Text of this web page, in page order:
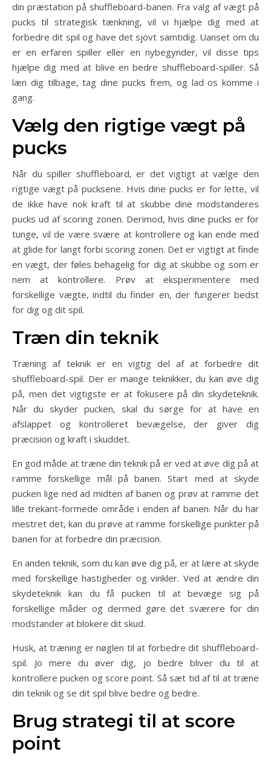
din præstation på shuffleboard-banen. Fra valg af vægt på
pucks til strategisk tænkning, vil vi hjælpe dig med at
forbedre dit spil og have det sjovt samtidig. Uanset om du
er en erfaren spiller eller en nybegynder, vil disse tips
hjælpe dig med at blive en bedre shuffleboard-spiller. Så
læn dig tilbage, tag dine pucks frem, og lad os komme i
gang.
Vælg den rigtige vægt på
pucks
Når du spiller shuffleboard, er det vigtigt at vælge den
rigtige vægt på pucksene. Hvis dine pucks er for lette, vil
de ikke have nok kraft til at skubbe dine modstanderes
pucks ud af scoring zonen. Derimod, hvis dine pucks er for
tunge, vil de være svære at kontrollere og kan ende med
at glide for langt forbi scoring zonen. Det er vigtigt at finde
en vægt, der føles behagelig for dig at skubbe og som er
nem at kontrollere. Prøv at eksperimentere med
forskellige vægte, indtil du finder en, der fungerer bedst
for dig og dit spil.
Træn din teknik
Træning af teknik er en vigtig del af at forbedre dit
shuffleboard-spil. Der er mange teknikker, du kan øve dig
på, men det vigtigste er at fokusere på din skydeteknik.
Når du skyder pucken, skal du sørge for at have en
afslappet og kontrolleret bevægelse, der giver dig
præcision og kraft i skuddet.
En god måde at træne din teknik på er ved at øve dig på at
ramme forskellige mål på banen. Start med at skyde
pucken lige ned ad midten af banen og prøv at ramme det
lille trekant-formede område i enden af banen. Når du har
mestret det, kan du prøve at ramme forskellige punkter på
banen for at forbedre din præcision.
En anden teknik, som du kan øve dig på, er at lære at skyde
med forskellige hastigheder og vinkler. Ved at ændre din
skydeteknik kan du få pucken til at bevæge sig på
forskellige måder og dermed gøre det sværere for din
modstander at blokere dit skud.
Husk, at træning er nøglen til at forbedre dit shuffleboard-
spil. Jo mere du øver dig, jo bedre bliver du til at
kontrollere pucken og score point. Så sæt tid af til at træne
din teknik og se dit spil blive bedre og bedre.
Brug strategi til at score
point